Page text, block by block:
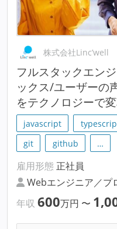
株式会社Linc’well
フルスタックエン
ックス/ユーザーの
をテクノロジーで
javascript
git
github …
雇用形態 正社員
Webエンジニア／プ
年収 600万円 〜